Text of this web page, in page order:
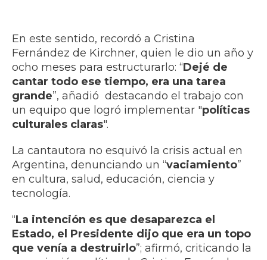
En este sentido, recordó a Cristina
Fernández de Kirchner, quien le dio un año y
ocho meses para estructurarlo: “Dejé de
cantar todo ese tiempo, era una tarea
grande”, añadió destacando el trabajo con
un equipo que logró implementar "políticas
culturales claras".
La cantautora no esquivó la crisis actual en
Argentina, denunciando un “vaciamiento”
en cultura, salud, educación, ciencia y
tecnología.
“La intención es que desaparezca el
Estado, el Presidente dijo que era un topo
que venía a destruirlo”; afirmó, criticando la